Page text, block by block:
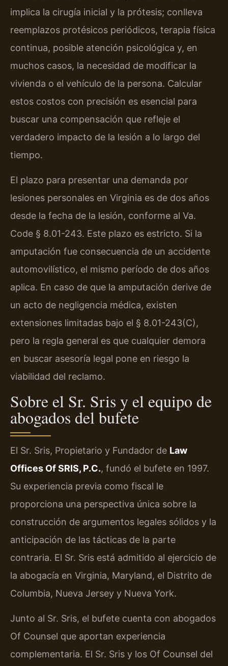
implica la cirugía inicial y la prótesis; conlleva
reemplazos protésicos periódicos, terapia física
continua, posible atención psicológica y, en
muchos casos, la necesidad de modificar la
vivienda o el vehículo de la persona. Calcular
estos costos con precisión es esencial para
buscar una compensación que refleje el
verdadero impacto de la lesión a lo largo del
tiempo.
El plazo para presentar una demanda por
lesiones personales en Virginia es de dos años
desde la fecha de la lesión, conforme al Va.
Code § 8.01-243. Este plazo es estricto. Si la
amputación fue consecuencia de un accidente
automovilístico, el mismo período de dos años
aplica. En caso de que la amputación derive de
un acto de negligencia médica, existen
extensiones limitadas bajo el § 8.01-243(C),
pero la regla general es que cualquier demora
en buscar asesoría legal pone en riesgo la
viabilidad del reclamo.
Sobre el Sr. Sris y el equipo de
abogados del bufete
El Sr. Sris, Propietario y Fundador de Law
Offices Of SRIS, P.C., fundó el bufete en 1997.
Su experiencia previa como fiscal le
proporciona una perspectiva única sobre la
construcción de argumentos legales sólidos y la
anticipación de las tácticas de la parte
contraria. El Sr. Sris está admitido al ejercicio de
la abogacía en Virginia, Maryland, el Distrito de
Columbia, Nueva Jersey y Nueva York.
Junto al Sr. Sris, el bufete cuenta con abogados
Of Counsel que aportan experiencia
complementaria. El Sr. Sris y los Of Counsel del